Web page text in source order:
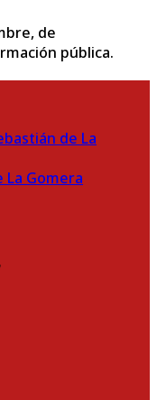
de
pública.
La Gomera